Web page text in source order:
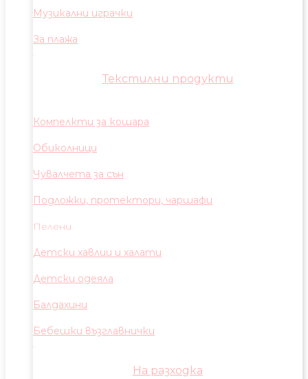
Музикални играчки
За плажа
Текстилни продукти
Компелкти за кошара
Обиколници
Чувалчета за сън
Подложки, протектори, чаршафи
Пелени
Детски хавлии и халати
Детски одеяла
Балдахини
Бебешки възглавнички
На разходка